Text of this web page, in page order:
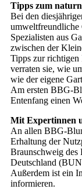
Tipps zum
Bei den
umweltfreundliche
Spezialisten aus
zwischen der
Tipps zur richtigen
verraten sie, wie
wie der eigene
Am ersten BBG-
Entenfang einen
Mit Expertinnen
An allen BBG-
Erhaltung der
Braunschweig
Deutschland
Außerdem ist ein
informieren.